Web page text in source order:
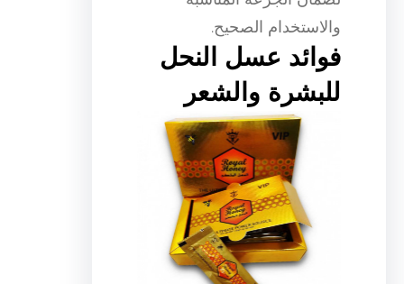
والاستخدام الصحيح.
فوائد عسل النحل
للبشرة والشعر